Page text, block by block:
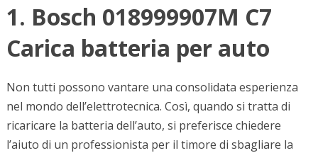
1. Bosch 018999907M C7
Carica batteria per auto
Non tutti possono vantare una consolidata esperienza
nel mondo dell’elettrotecnica. Così, quando si tratta di
ricaricare la batteria dell’auto, si preferisce chiedere
l’aiuto di un professionista per il timore di sbagliare la